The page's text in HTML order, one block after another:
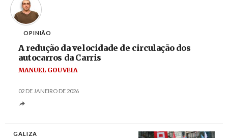
OPINIÃO
A redução da velocidade de circulação dos
autocarros da Carris
MANUEL GOUVEIA
02 DE JANEIRO DE 2026
GALIZA